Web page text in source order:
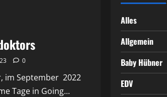
0
im September 2022
Tage in Going...
Alles
Allgemein
Baby Hübner
EDV